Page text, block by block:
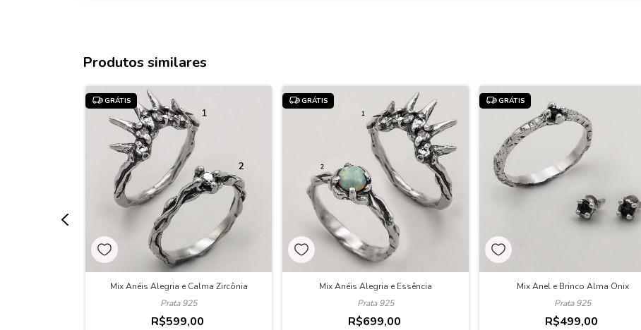
Produtos similares
GRÁTIS
Mix Anéis Alegria e Calma Zircônia
Prata 925
R$599,00
GRÁTIS
Mix Anéis Alegria e Essência
Prata 925
R$699,00
GRÁTIS
Mix Anel e Brinco Alma Ônix
Prata 925
R$499,00